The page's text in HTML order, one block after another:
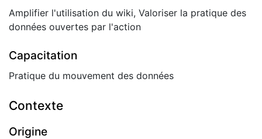
Amplifier l'utilisation du wiki, Valoriser la pratique des
données ouvertes par l'action
Capacitation
Pratique du mouvement des données
Contexte
Origine